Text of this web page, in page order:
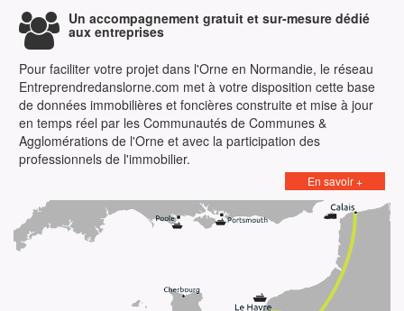
Un accompagnement gratuit et sur-mesure dédié
aux entreprises
Pour faciliter votre projet dans l'Orne en Normandie, le réseau
Entreprendredanslorne.com met à votre disposition cette base
de données immobilières et foncières construite et mise à jour
en temps réel par les Communautés de Communes &
Agglomérations de l'Orne et avec la participation des
professionnels de l'immobilier.
En savoir +